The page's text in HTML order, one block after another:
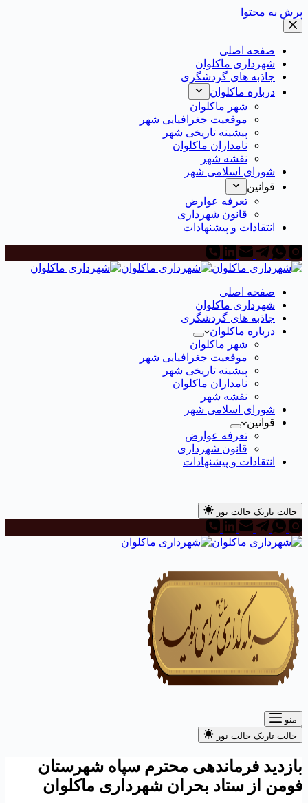
به محتوا
صفحه اصلی
شهرداری ماکلوان
جاذبه های گردشگری
درباره ماکلوان
شهر ماکلوان
موقعیت جغرافیایی شهر
پیشینه تاریخی شهر
نامداران ماکلوان
نقشه شهر
شورای اسلامی شهر
قوانین
تعرفه عوارض
قانون شهرداری
انتقادات و پیشنهادات
صفحه اصلی
شهرداری ماکلوان
جاذبه های گردشگری
درباره ماکلوان
شهر ماکلوان
موقعیت جغرافیایی شهر
پیشینه تاریخی شهر
نامداران ماکلوان
نقشه شهر
شورای اسلامی شهر
قوانین
تعرفه عوارض
قانون شهرداری
انتقادات و پیشنهادات
حالت تاریک حالت نور
منو
حالت تاریک حالت نور
فرماندهی محترم سپاه شهرستان
از ستاد بحران شهرداری ماکلوان